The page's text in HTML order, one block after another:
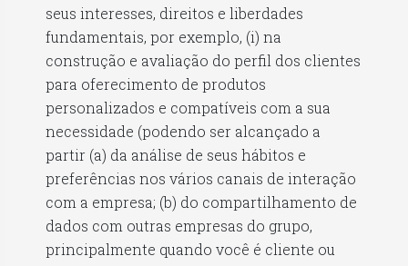
seus interesses, direitos e liberdades
fundamentais, por exemplo, (i) na
construção e avaliação do perfil dos clientes
para oferecimento de produtos
personalizados e compatíveis com a sua
necessidade (podendo ser alcançado a
partir (a) da análise de seus hábitos e
preferências nos vários canais de interação
com a empresa; (b) do compartilhamento de
dados com outras empresas do grupo,
principalmente quando você é cliente ou